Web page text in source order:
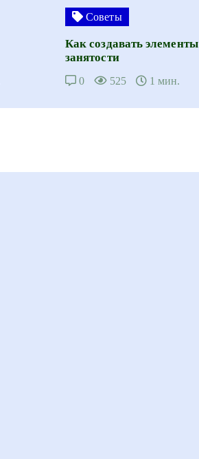
Советы
Как создавать элементы
занятости
0 525 1 мин.